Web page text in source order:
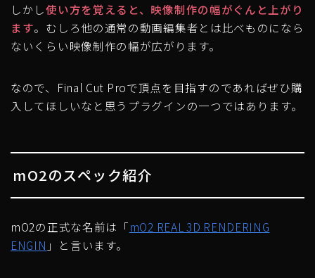
しかし使い方を覚えると、映像制作の幅がぐんと上がり
ます。 むしろ他の通常の動画編集者とは比べものになら
ないくらい映像制作の幅が広がります。
なので、 Final Cut Proで頂点を目指すのであればぜひ購
入してほしいなと思うプラグインの一つではあります。
mO2のスペック紹介
mO2の正式な名前は「mO2 REAL 3D RENDERING
ENGIN 」と言います。